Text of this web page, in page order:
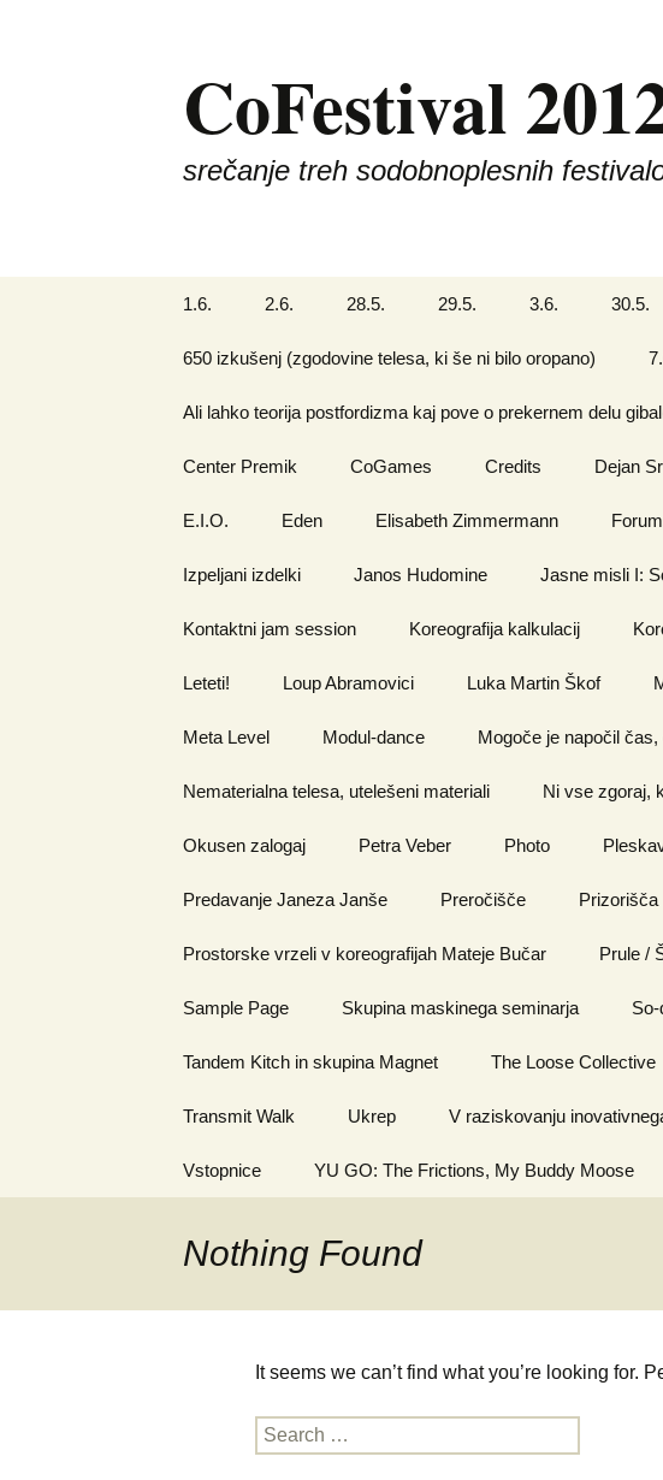
CoFestival
srečanje treh sodobnoplesnih
1.6. 2.6. 28.5. 29.5. 3.6. 30.5.
650 izkušenj (zgodovine telesa, ki še ni bilo oropano)
Ali lahko teorija postfordizma kaj pove o prekernem delu
Center Premik CoGames Credits Dejan
E.I.O. Eden Elisabeth Zimmermann
Izpeljani izdelki Janos Hudomine Jasne misli I:
Kontaktni jam session Koreografija kalkulacij
Leteti! Loup Abramovici Luka Martin Škof
Meta Level Modul-dance Mogoče je napočil
Nematerialna telesa, utelešeni materiali Ni vse zgoraj,
Okusen zalogaj Petra Veber Photo
Predavanje Janeza Janše Preročišče Prizorišča
Kino Šiška
Prostorske vrzeli v koreografijah Mateje Bučar Prule /
Sample Page Skupina maskinega seminarja
Tandem Kitch in skupina Magnet The Loose Collective
Transmit Walk Ukrep V raziskovanju
Vstopnice YU GO: The Frictions, My Buddy Moose
Nothing Found
It seems we can’t find what you’re looking for.
Search
for: